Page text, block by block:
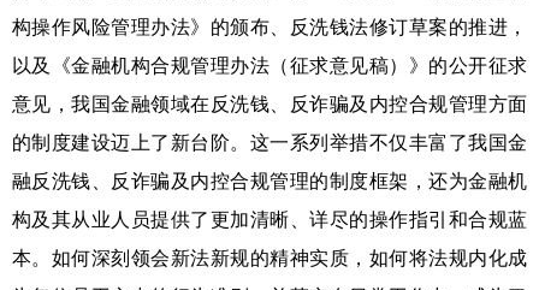
构操作风险管理办法》的颁布、反洗钱法修订草案的推进，
以及《金融机构合规管理办法（征求意见稿）》的公开征求
意见，我国金融领域在反洗钱、反诈骗及内控合规管理方面
的制度建设迈上了新台阶。这一系列举措不仅丰富了我国金
融反洗钱、反诈骗及内控合规管理的制度框架，还为金融机
构及其从业人员提供了更加清晰、详尽的操作指引和合规蓝
本。如何深刻领会新法新规的精神实质，如何将法规内化成